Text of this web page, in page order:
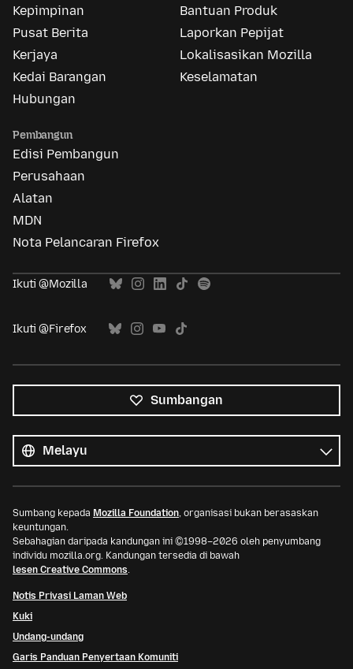
Kepimpinan
Pusat Berita
Kerjaya
Kedai Barangan
Hubungan
Bantuan Produk
Laporkan Pepijat
Lokalisasikan Mozilla
Keselamatan
Pembangun
Edisi Pembangun
Perusahaan
Alatan
MDN
Nota Pelancaran Firefox
Ikuti @Mozilla
Ikuti @Firefox
Sumbangan
bahasa
Bahasa
Sumbang kepada Mozilla Foundation, organisasi bukan berasaskan
keuntungan.
Sebahagian daripada kandungan ini ©1998–2026 oleh penyumbang
individu mozilla.org. Kandungan tersedia di bawah
lesen Creative Commons.
Notis Privasi Laman Web
Kuki
Undang-undang
Garis Panduan Penyertaan Komuniti